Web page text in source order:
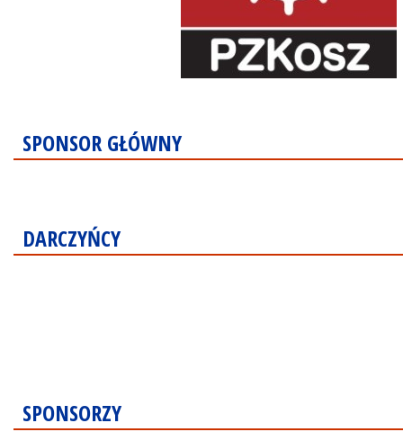
SPONSOR GŁÓWNY
DARCZYŃCY
SPONSORZY